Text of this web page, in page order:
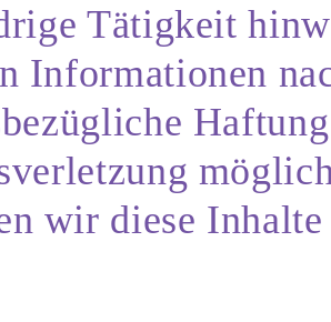
Tätigkeit
Informationen
wir diese